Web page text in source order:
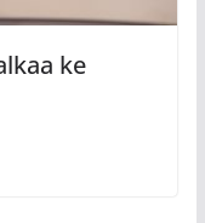
ke